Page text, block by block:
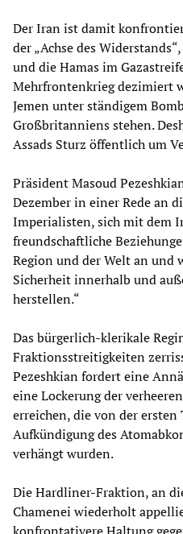
Der Iran ist damit
der „Achse des
und die Hamas im
Mehrfrontenkrieg dezimiert
Jemen unter ständigem
Großbritanniens stehen.
Assads Sturz öffentlich um
Präsident Masoud
Dezember in einer Rede an
Imperialisten, sich mit dem
freundschaftliche
Region und der Welt an und
Sicherheit innerhalb und
herstellen.“
Das bürgerlich-klerikale
Fraktionsstreitigkeiten
Pezeshkian fordert eine
eine Lockerung der
erreichen, die von der
Aufkündigung des
verhängt wurden.
Die Hardliner-Fraktion, an
Chamenei wiederholt